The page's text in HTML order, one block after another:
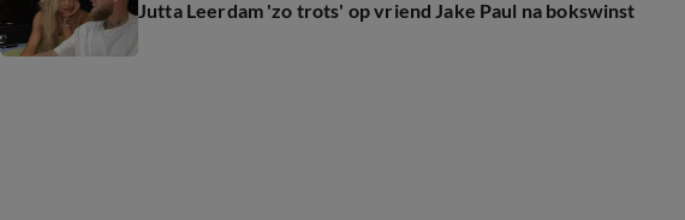
Jutta Leerdam 'zo trots' op vriend Jake Paul na bokswinst